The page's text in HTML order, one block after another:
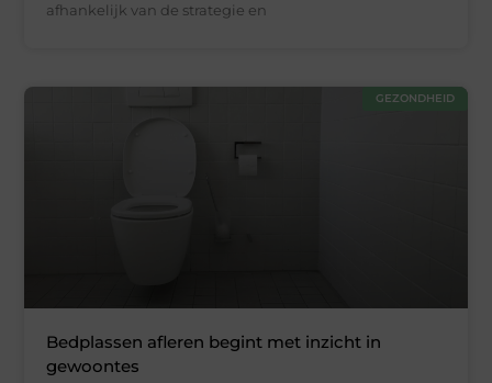
afhankelijk van de strategie en
GEZONDHEID
Bedplassen afleren begint met inzicht in
gewoontes